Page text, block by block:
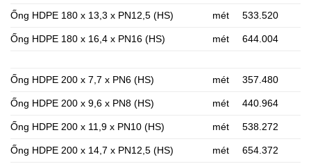
Ống HDPE 180 x 13,3 x PN12,5 (HS) mét 533.520
Ống HDPE 180 x 16,4 x PN16 (HS) mét 644.004
Ống HDPE 200 x 7,7 x PN6 (HS) mét 357.480
Ống HDPE 200 x 9,6 x PN8 (HS) mét 440.964
Ống HDPE 200 x 11,9 x PN10 (HS) mét 538.272
Ống HDPE 200 x 14,7 x PN12,5 (HS) mét 654.372